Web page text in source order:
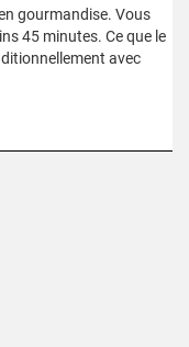
gourmandise. Vous
45 minutes. Ce que le
avec